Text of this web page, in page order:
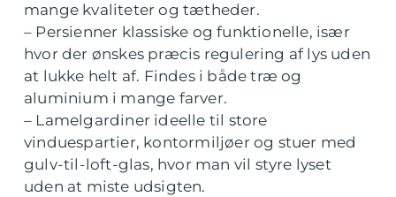
mange kvaliteter og tætheder.
– Persienner klassiske og funktionelle, især
hvor der ønskes præcis regulering af lys uden
at lukke helt af. Findes i både træ og
aluminium i mange farver.
– Lamelgardiner ideelle til store
vinduespartier, kontormiljøer og stuer med
gulv-til-loft-glas, hvor man vil styre lyset
uden at miste udsigten.